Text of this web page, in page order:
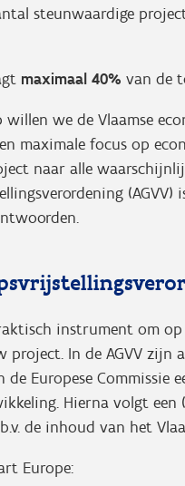
steunwaardige
maximaal 40% van de
willen we de Vlaamse
maximale focus op
naar alle
instrument om
In de AGVV zijn
Europese
Hierna volgt
de inhoud van het
Europe: